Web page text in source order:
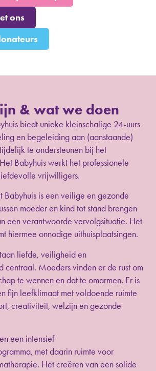
ons
& wat we doen
biedt unieke kleinschalige 24-uurs
en begeleiding aan (aanstaande)
te ondersteunen bij het
Babyhuis werkt het professionele
vrijwilligers.
Babyhuis is een veilige en gezonde
moeder en kind tot stand brengen
een verantwoorde vervolgsituatie. Het
hiermee onnodige uithuisplaatsingen.
liefde, veiligheid en
Moeders vinden er de rust om
te wennen en dat te omarmen. Er is
fijn leefklimaat met voldoende ruimte
creativiteit, welzijn en gezonde
een intensief
met daarin ruimte voor
Het creëren van een solide